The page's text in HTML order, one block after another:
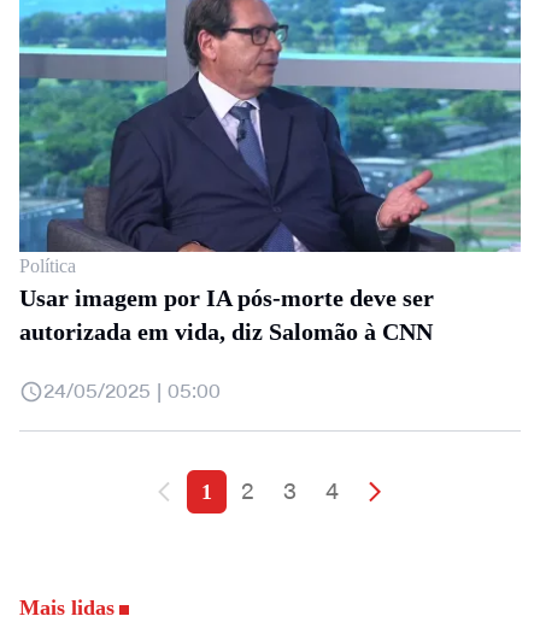
Política
Usar imagem por IA pós-morte deve ser
autorizada em vida, diz Salomão à CNN
24/05/2025 | 05:00
1 2 3 4
Mais lidas